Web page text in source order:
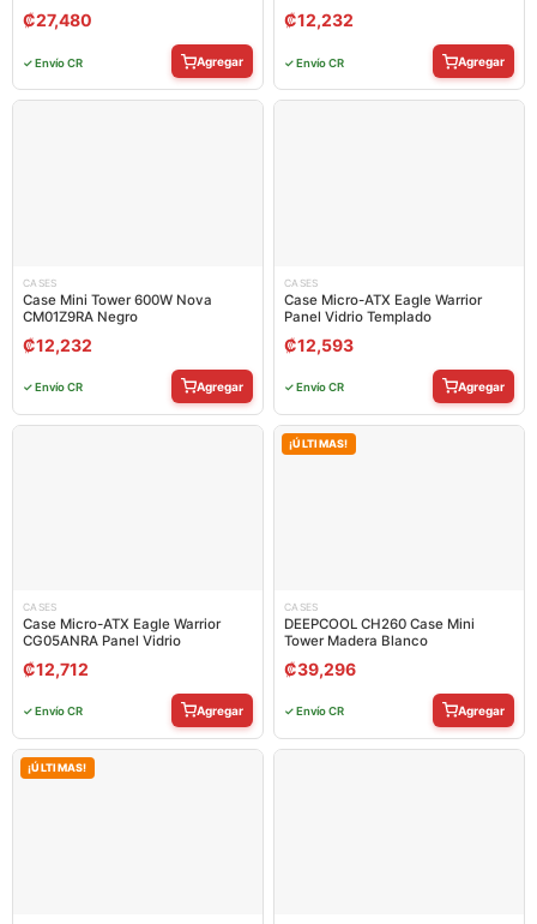
₡27,480
✓ Envío CR Agregar
₡12,232
✓ Envío CR Agregar
CASES
Case Mini Tower 600W Nova
CM01Z9RA Negro
₡12,232
✓ Envío CR Agregar
CASES
Case Micro-ATX Eagle Warrior
Panel Vidrio Templado
₡12,593
✓ Envío CR Agregar
CASES
Case Micro-ATX Eagle Warrior
CG05ANRA Panel Vidrio
₡12,712
✓ Envío CR Agregar
¡ÚLTIMAS!
CASES
DEEPCOOL CH260 Case Mini
Tower Madera Blanco
₡39,296
✓ Envío CR Agregar
¡ÚLTIMAS!